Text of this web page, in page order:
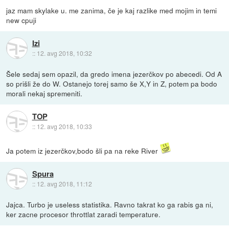
jaz mam skylake u. me zanima, če je kaj razlike med mojim in temi
new cpuji
Izi
:: 12. avg 2018, 10:32
Šele sedaj sem opazil, da gredo imena jezerčkov po abecedi. Od A
so prišli že do W. Ostanejo torej samo še X,Y in Z, potem pa bodo
morali nekaj spremeniti.
TOP
:: 12. avg 2018, 10:33
Ja potem iz jezerčkov,bodo šli pa na reke River
Spura
:: 12. avg 2018, 11:12
Jajca. Turbo je useless statistika. Ravno takrat ko ga rabis ga ni,
ker zacne procesor throttlat zaradi temperature.